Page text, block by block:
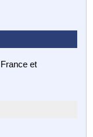
et